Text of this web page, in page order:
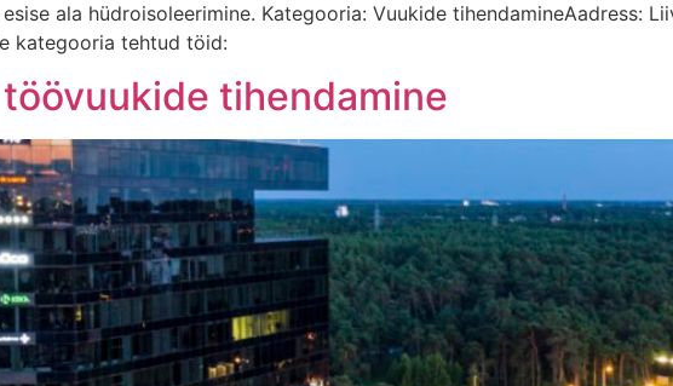
ala hüdroisoleerimine. Kategooria: Vuukide tihendamineAadress:
kategooria tehtud töid:
tihendamine